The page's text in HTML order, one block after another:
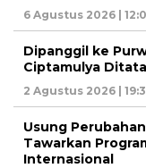
6 Agustus 2026 |
Dipanggil ke
Ciptamulya Ditata
2 Agustus 2026 |
Usung
Tawarkan
Internasional